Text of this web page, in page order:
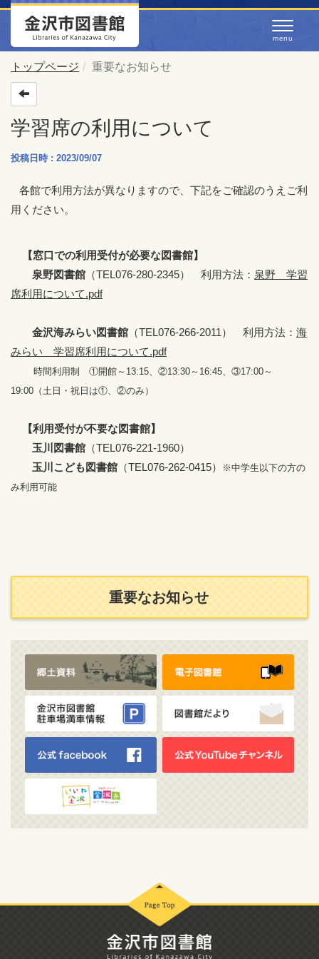
トップページ 重要なお知らせ
学習席の利用について
投稿日時 : 2023/09/07
各館で利用方法が異なりますので、下記をご確認のうえご利
用ください。
【窓口での利用受付が必要な図書館】
泉野図書館 （TEL076-280-2345） 利用方法： 泉野 学習
席利用について.pdf
金沢海みらい図書館 （TEL076-266-2011） 利用方法： 海
みらい 学習席利用について.pdf
時間利用制 ①開館～13:15、②13:30～16:45、③17:00～
19:00 （土日・祝日は①、②のみ）
【利用受付が不要な図書館】
玉川図書館 （TEL076-221-1960）
玉川こども図書館 （TEL076-262-0415）
※中学生以下の方の
み利用可能
重要なお知らせ